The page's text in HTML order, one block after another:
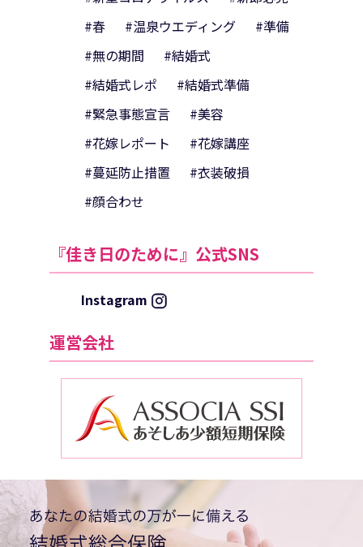
#春
#温泉ウエディング
#準備
#無の期間
#結婚式
#結婚式レポ
#結婚式準備
#緊急事態宣言
#美容
#花嫁レポート
#花嫁講座
#蔓延防止措置
#衣装破損
#顔合わせ
『佳き日のために』公式SNS
Instagram
運営会社